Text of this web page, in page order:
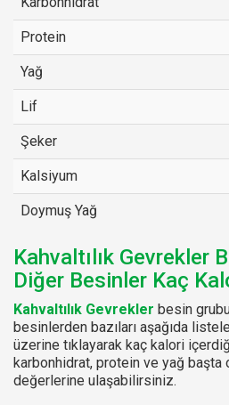
Protein
Yağ
Lif
Şeker
Kalsiyum
Doymuş Yağ
Kahvaltılık Gevrekler
Diğer Besinler Kaç
Kahvaltılık Gevrekler besin
besinlerden bazıları aşağıda
üzerine tıklayarak kaç kalori
karbonhidrat, protein ve yağ
değerlerine ulaşabilirsiniz.